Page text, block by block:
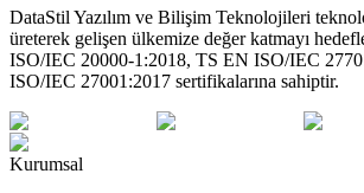
DataStil Yazılım ve Bilişim Teknolojileri
üreterek gelişen ülkemize değer katmayı
ISO/IEC 20000-1:2018, TS EN ISO/IEC
ISO/IEC 27001:2017 sertifikalarına sahiptir.
Kurumsal